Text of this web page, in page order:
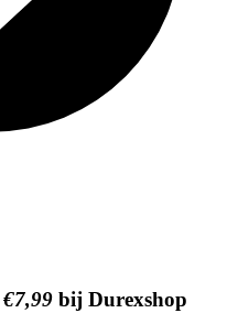
€7,99 bij Durexshop